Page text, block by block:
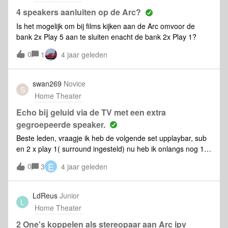
4 speakers aanluiten op de Arc?
Is het mogelijk om bij films kijken aan de Arc omvoor de
bank 2x Play 5 aan te sluiten enacht de bank 2x Play 1?
0
1 4 jaar geleden
S
swan269 Novice
Home Theater
Echo bij geluid via de TV met een extra
gegroepeerde speaker.
Beste leden, vraagje ik heb de volgende set upplaybar, sub
en 2 x play 1( surround ingesteld) nu heb ik onlangs nog 1
losse sonos one gekocht , dit is een aparte groep/kamer. Nu
als ik tv kijk bij dialogen, en ik zet alle speakers aan op het
zelfde volume hoor ik soort van echo, wel in synchroon maar
niet prettig, dus zet ik de losse sonos one iets zachter…
iemand hier verklaring voor ?
0 3 E 4 jaar geleden
L
LdReus Junior
Home Theater
2 One's koppelen als stereopaar aan Arc ipv